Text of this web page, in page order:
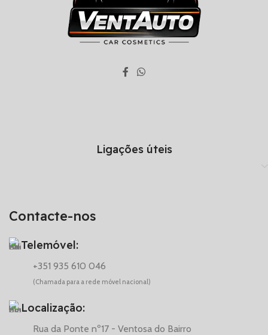
Contacte-nos
Telemóvel:
+351 935 610 046
(Chamada para a rede móvel nacional)
Localização:
Rua da Ponte nº17 - Ventosa do Bairro
Ligações úteis